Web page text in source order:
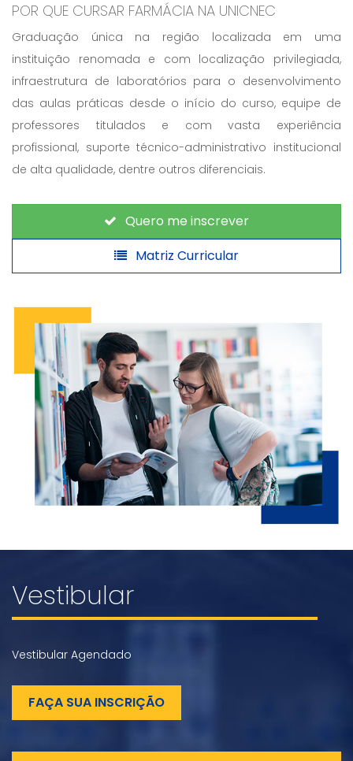
POR QUE CURSAR FARMÁCIA NA UNICNEC
Graduação única na região localizada em uma
instituição renomada e com localização privilegiada,
infraestrutura de laboratórios para o desenvolvimento
das aulas práticas desde o início do curso, equipe de
professores titulados e com vasta experiência
profissional, suporte técnico-administrativo institucional
de alta qualidade, dentre outros diferenciais.
Quero me inscrever
Matriz Curricular
Vestibular
Vestibular Agendado
FAÇA SUA INSCRIÇÃO